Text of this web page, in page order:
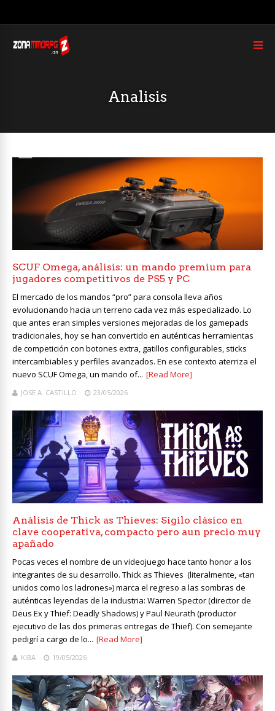
Analisis
SCUF Omega, análisis: un mando premium para
jugadores competitivos de PS5 y PC
El mercado de los mandos “pro” para consola lleva años
evolucionando hacia un terreno cada vez más especializado. Lo
que antes eran simples versiones mejoradas de los gamepads
tradicionales, hoy se han convertido en auténticas herramientas
de competición con botones extra, gatillos configurables, sticks
intercambiables y perfiles avanzados. En ese contexto aterriza el
nuevo SCUF Omega, un mando of... [Read More]
JOSE A. CASTILLO 23/05/2026
Análisis de Thick as Thieves: Sigilo clásico en
clave cooperativa, compacto pero aun precio muy
apañado
Pocas veces el nombre de un videojuego hace tanto honor a los
integrantes de su desarrollo. Thick as Thieves (literalmente, «tan
unidos como los ladrones») marca el regreso a las sombras de
auténticas leyendas de la industria: Warren Spector (director de
Deus Ex y Thief: Deadly Shadows) y Paul Neurath (productor
ejecutivo de las dos primeras entregas de Thief). Con semejante
pedigrí a cargo de lo... [Read More]
KIBA 19/05/2026